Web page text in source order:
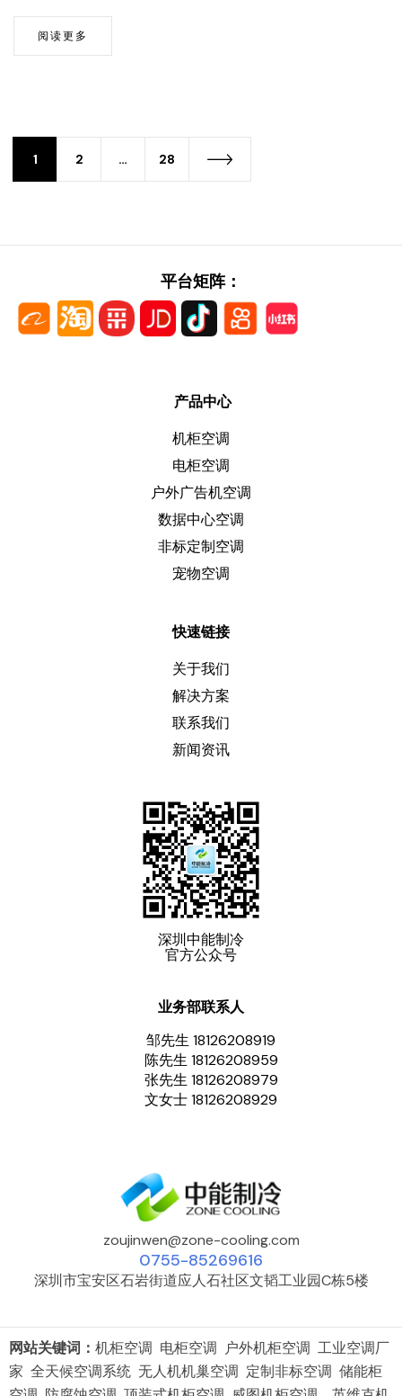
阅读更多
1 2 … 28
平台矩阵：
产品中心
机柜空调
电柜空调
户外广告机空调
数据中心空调
非标定制空调
宠物空调
快速链接
关于我们
解决方案
联系我们
新闻资讯
深圳中能制冷
官方公众号
业务部联系人
邹先生 18126208919
陈先生 18126208959
张先生 18126208979
文女士 18126208929
zoujinwen@zone-cooling.com
0755-85269616
深圳市宝安区石岩街道应人石社区文韬工业园C栋5楼
网站关键词： 机柜空调 电柜空调 户外机柜空调 工业空调厂
家 全天候空调系统 无人机机巢空调 定制非标空调 储能柜